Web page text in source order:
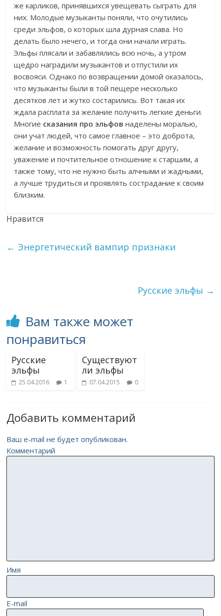
же карликов, принявшихся увещевать сыграть для
них. Молодые музыканты поняли, что очутились
среди эльфов, о которых шла дурная слава. Но
делать было нечего, и тогда они начали играть.
Эльфы плясали и забавлялись всю ночь, а утром
щедро наградили музыкантов и отпустили их
восвояси. Однако по возвращении домой оказалось,
что музыканты были в той пещере несколько
десятков лет и жутко состарились. Вот такая их
ждала расплата за желание получить легкие деньги.
Многие сказания про эльфов наделены моралью,
они учат людей, что самое главное – это доброта,
желание и возможность помогать друг другу,
уважение и почтительное отношение к старшим, а
также тому, что не нужно быть алчными и жадными,
а лучше трудиться и проявлять сострадание к своим
близким.
Нравится
← Энергетический вампир признаки
Русские эльфы →
Вам также может
понравиться
Русские
эльфы
25.04.2016 1
Существуют
ли эльфы
07.04.2015 0
Добавить комментарий
Ваш e-mail не будет опубликован.
Комментарий
Имя
E-mail